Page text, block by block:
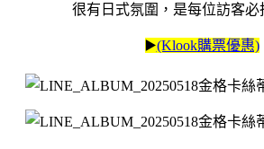
很有日式氛圍，是每位訪客必
▶️(Klook購票優惠)